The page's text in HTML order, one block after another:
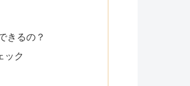
きるの？
ック